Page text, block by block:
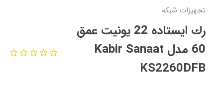
تجهیزات شبکه
رك ایستاده 22 يونيت عمق
60 مدل Kabir Sanaat
KS2260DFB